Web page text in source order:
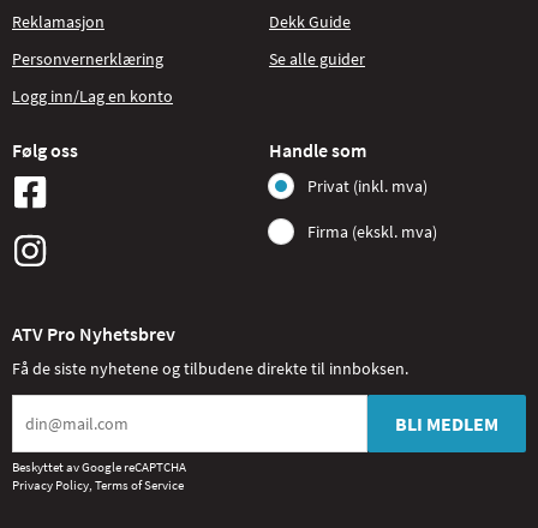
Reklamasjon
Personvernerklæring
Logg inn/Lag en konto
Dekk Guide
Se alle guider
Følg oss Handle som
Privat (inkl. mva)
Firma (ekskl. mva)
ATV Pro Nyhetsbrev
Få de siste nyhetene og tilbudene direkte til innboksen.
BLI MEDLEM
Beskyttet av Google reCAPTCHA
Privacy Policy, Terms of Service